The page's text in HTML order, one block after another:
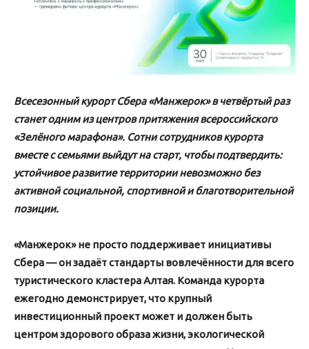
Всесезонный курорт Сбера «Манжерок» в четвёртый раз
станет одним из центров притяжения всероссийского
«Зелёного марафона». Сотни сотрудников курорта
вместе с семьями выйдут на старт, чтобы подтвердить:
устойчивое развитие территории невозможно без
активной социальной, спортивной и благотворительной
позиции.
«Манжерок» не просто поддерживает инициативы
Сбера — он задаёт стандарты вовлечённости для всего
туристического кластера Алтая. Команда курорта
ежегодно демонстрирует, что крупный
инвестиционный проект может и должен быть
центром здорового образа жизни, экологической